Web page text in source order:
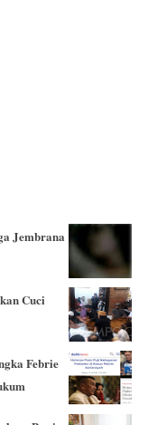
Jembrana
Cuci
Febrie